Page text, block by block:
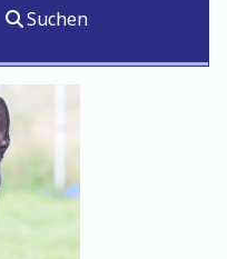
Suchen